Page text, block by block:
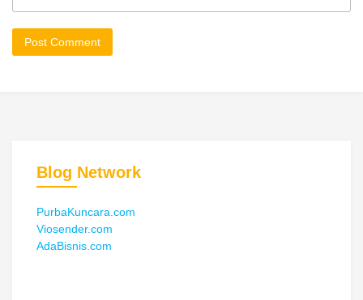
Blog Network
PurbaKuncara.com
Viosender.com
AdaBisnis.com